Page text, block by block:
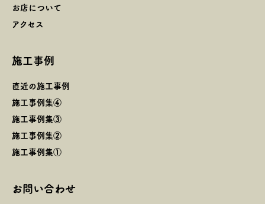
お店について
アクセス
施工事例
直近の施工事例
施工事例集④
施工事例集③
施工事例集②
施工事例集①
お問い合わせ